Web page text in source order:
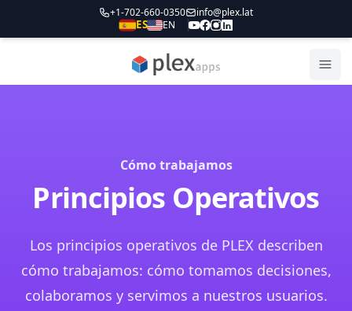
+1-702-660-0350 info@plex.lat
ES EN
PLEXapps
Cómo trabajamos
Principios Operativos
Los principios operativos de PLEX describen
cómo trabajamos: cómo tomamos decisiones,
colaboramos y servimos a nuestros usuarios.